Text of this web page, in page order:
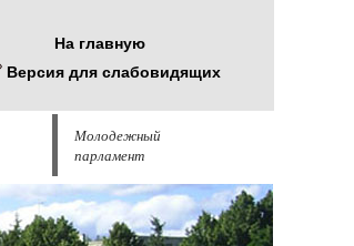
На главную
Версия для слабовидящих
Молодежный
парламент